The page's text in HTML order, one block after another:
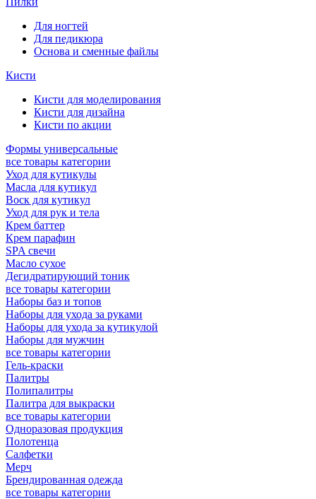
Для ногтей
Для педикюра
Основа и сменные файлы
Кисти
Кисти для моделирования
Кисти для дизайна
Кисти по акции
Формы универсальные
все товары категории
Уход для кутикулы
Масла для кутикул
Воск для кутикул
Уход для рук и тела
Крем баттер
Крем парафин
SPA свечи
Масло сухое
Дегидратирующий тоник
все товары категории
Наборы баз и топов
Наборы для ухода за руками
Наборы для ухода за кутикулой
Наборы для мужчин
все товары категории
Гель-краски
Палитры
Полипалитры
Палитра для выкраски
все товары категории
Одноразовая продукция
Полотенца
Салфетки
Мерч
Брендированная одежда
все товары категории